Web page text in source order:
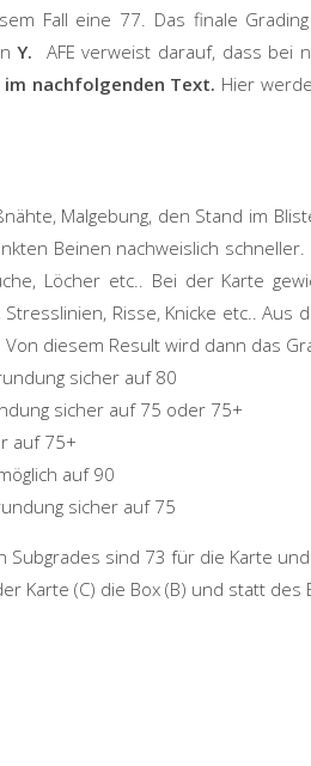
Fall eine 77. Das finale
Y. AFE verweist darauf, dass bei
nachfolgenden Text. Hier
Malgebung, den Stand im
Beinen nachweislich
Löcher etc.. Bei der Karte
Risse, Knicke etc.. Aus
diesem Result wird dann das
sicher auf 80
sicher auf 75 oder 75+
auf 75+
auf 90
sicher auf 75
sind 73 für die Karte
Karte (C) die Box (B) und statt